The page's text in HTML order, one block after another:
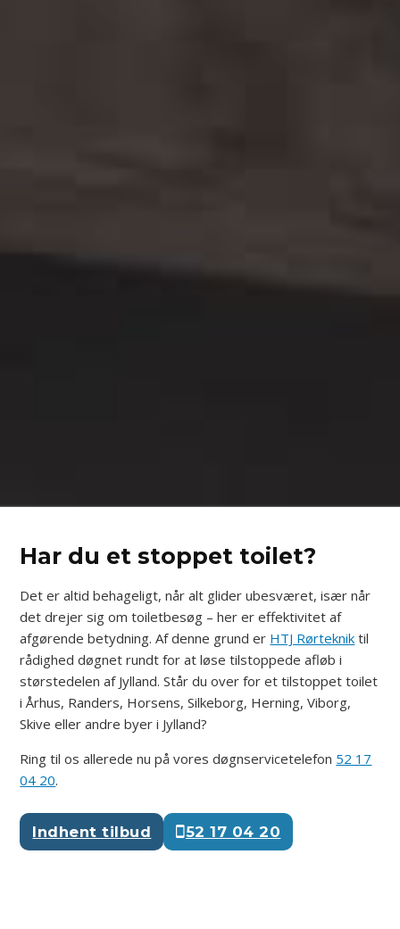
Har du et stoppet toilet?
Det er altid behageligt, når alt glider ubesværet, især når
det drejer sig om toiletbesøg – her er effektivitet af
afgørende betydning. Af denne grund er HTJ Rørteknik til
rådighed døgnet rundt for at løse tilstoppede afløb i
størstedelen af Jylland. Står du over for et tilstoppet toilet
i Århus, Randers, Horsens, Silkeborg, Herning, Viborg,
Skive eller andre byer i Jylland?
Ring til os allerede nu på vores døgnservicetelefon 52 17
04 20.
Indhent tilbud 52 17 04 20